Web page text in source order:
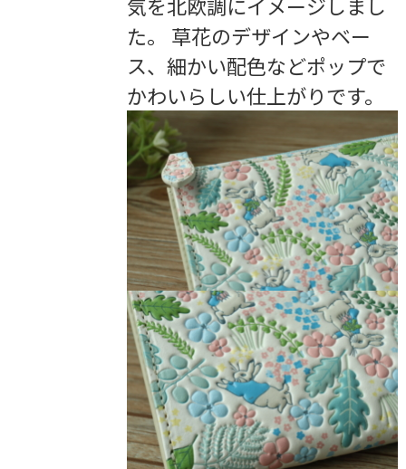
た。 草花のデザインやベー
ス、細かい配色などポップで
かわいらしい仕上がりです。